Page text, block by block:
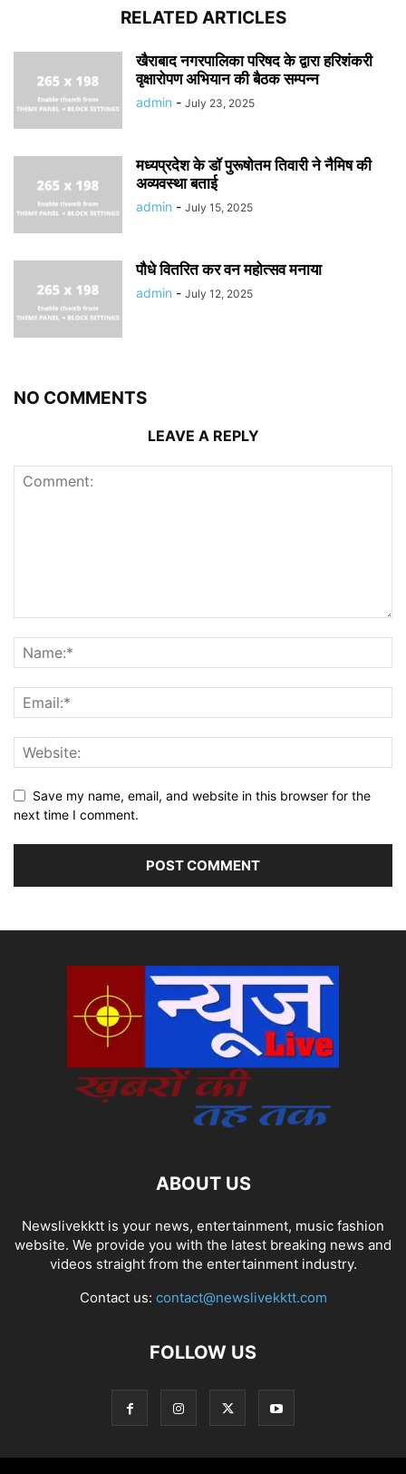
RELATED ARTICLES
खैराबाद नगरपालिका परिषद के द्वारा हरिशंकरी
वृक्षारोपण अभियान की बैठक सम्पन्न
admin - July 23, 2025
मध्यप्रदेश के डॉ पुरूषोतम तिवारी ने नैमिष की
अव्यवस्था बताई
admin - July 15, 2025
पौधे वितरित कर वन महोत्सव मनाया
admin - July 12, 2025
NO COMMENTS
LEAVE A REPLY
Save my name, email, and website in this browser for the
next time I comment.
ABOUT US
Newslivekktt is your news, entertainment, music fashion
website. We provide you with the latest breaking news and
videos straight from the entertainment industry.
Contact us: contact@newslivekktt.com
FOLLOW US